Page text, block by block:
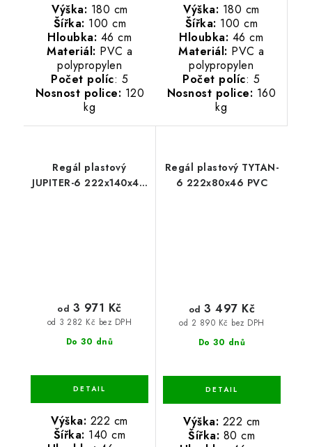
Výška: 180 cm
Šířka: 100 cm
Hloubka: 46 cm
Materiál: PVC a
polypropylen
Počet políc: 5
Nosnost police: 120
kg
Výška: 180 cm
Šířka: 100 cm
Hloubka: 46 cm
Materiál: PVC a
polypropylen
Počet políc: 5
Nosnost police: 160
kg
Regál plastový
JUPITER-6 222x140x46
Do 30 dnů
od 3 282 Kč bez DPH
od 3 971 Kč
Výška: 222 cm
Šířka: 140 cm
Regál plastový TYTAN-
6 222x80x46 PVC
Do 30 dnů
od 2 890 Kč bez DPH
od 3 497 Kč
Výška: 222 cm
Šířka: 80 cm